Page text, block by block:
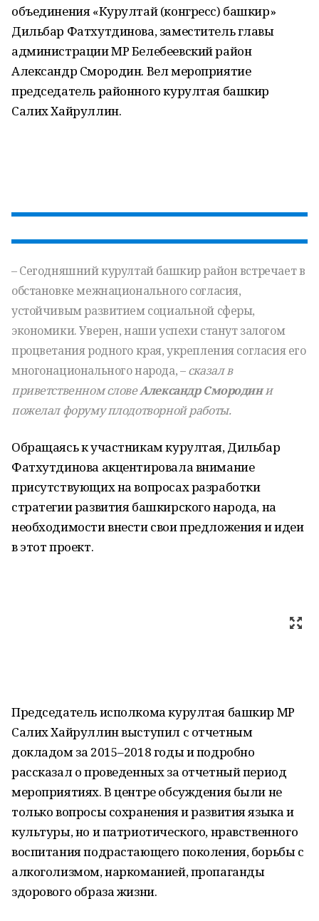
объединения «Курултай (конгресс) башкир»
Дильбар Фатхутдинова, заместитель главы
администрации МР Белебеевский район
Александр Смородин. Вел мероприятие
председатель районного курултая башкир
Салих Хайруллин.
– Сегодняшний курултай башкир район встречает в
обстановке межнационального согласия,
устойчивым развитием социальной сферы,
экономики. Уверен, наши успехи станут залогом
процветания родного края, укрепления согласия его
многонационального народа, –сказал в
приветственном словеАлександр Смородини
пожелал форуму плодотворной работы.
Обращаясь к участникам курултая, Дильбар
Фатхутдинова акцентировала внимание
присутствующих на вопросах разработки
стратегии развития башкирского народа, на
необходимости внести свои предложения и идеи
в этот проект.
Председатель исполкома курултая башкир МР
Салих Хайруллин выступил с отчетным
докладом за 2015–2018 годы и подробно
рассказал о проведенных за отчетный период
мероприятиях. В центре обсуждения были не
только вопросы сохранения и развития языка и
культуры, но и патриотического, нравственного
воспитания подрастающего поколения, борьбы с
алкоголизмом, наркоманией, пропаганды
здорового образа жизни.